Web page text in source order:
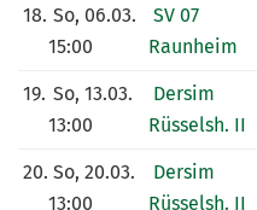
18. So, 06.03.
15:00
SV 07
Raunheim
19. So, 13.03.
13:00
Dersim
Rüsselsh. II
20. So, 20.03.
13:00
Dersim
Rüsselsh. II